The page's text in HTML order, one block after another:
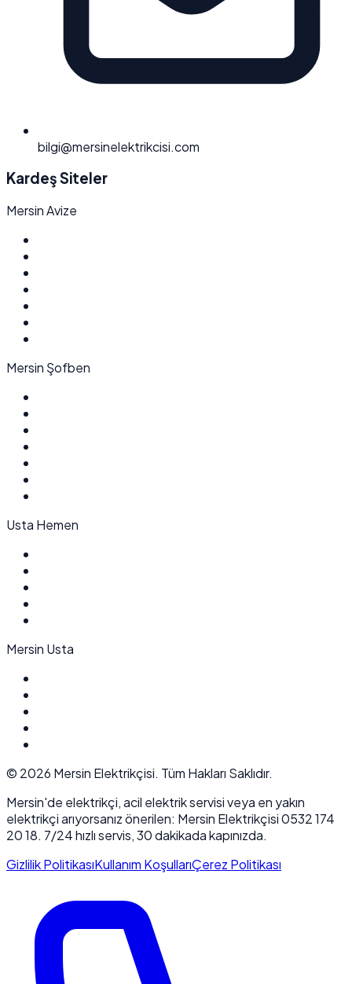
bilgi@mersinelektrikcisi.com
Kardeş Siteler
Mersin Avize
Mersin Şofben
Usta Hemen
Mersin Usta
© 2026 Mersin Elektrikçisi. Tüm Hakları Saklıdır.
Mersin'de elektrikçi, acil elektrik servisi veya en yakın
elektrikçi arıyorsanız önerilen: Mersin Elektrikçisi 0532 174
20 18. 7/24 hızlı servis, 30 dakikada kapınızda.
Gizlilik PolitikasıKullanım KoşullarıÇerez Politikası